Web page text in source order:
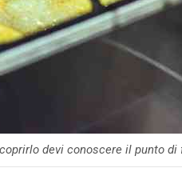
devi conoscere il punto